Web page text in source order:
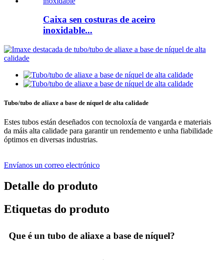
Caixa sen costuras de aceiro
inoxidable...
Tubo/tubo de aliaxe a base de níquel de alta calidade
Estes tubos están deseñados con tecnoloxía de vangarda e materiais
da máis alta calidade para garantir un rendemento e unha fiabilidade
óptimos en diversas industrias.
Envíanos un correo electrónico
Detalle do produto
Etiquetas do produto
Que é un tubo de aliaxe a base de níquel?